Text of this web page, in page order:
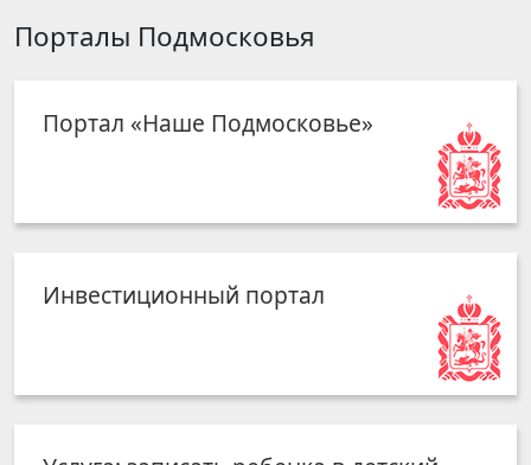
Порталы Подмосковья
Портал «Наше Подмосковье»
Инвестиционный портал